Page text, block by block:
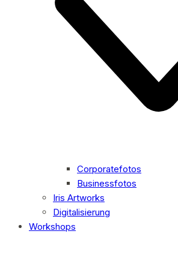
Corporatefotos
Businessfotos
Iris Artworks
Digitalisierung
Workshops